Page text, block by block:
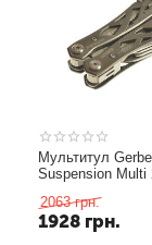
Мультитул
Suspension Multi
2063 грн.
1928 грн.